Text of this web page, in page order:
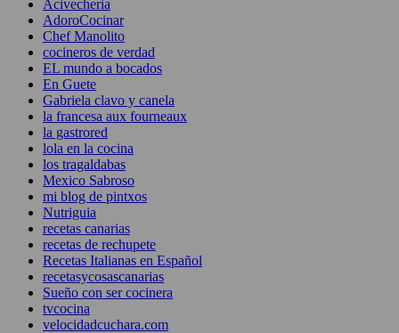
Acivecheria
AdoroCocinar
Chef Manolito
cocineros de verdad
EL mundo a bocados
En Guete
Gabriela clavo y canela
la francesa aux fourneaux
la gastrored
lola en la cocina
los tragaldabas
Mexico Sabroso
mi blog de pintxos
Nutriguia
recetas canarias
recetas de rechupete
Recetas Italianas en Español
recetasycosascanarias
Sueño con ser cocinera
tvcocina
velocidadcuchara.com